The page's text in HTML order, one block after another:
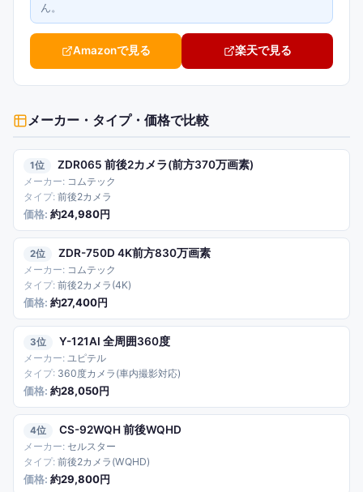
ん。
Amazonで見る 楽天で見る
メーカー・タイプ・価格で比較
1 ZDR065 前後2カメラ(前方370万画素)
コムテック
前後2カメラ
約24,980円
2 ZDR-750D 4K前方830万画素
コムテック
前後2カメラ(4K)
約27,400円
3 Y-121AI 全周囲360度
ユピテル
360度カメラ(車内撮影対応)
約28,050円
4 CS-92WQH 前後WQHD
セルスター
前後2カメラ(WQHD)
約29,800円